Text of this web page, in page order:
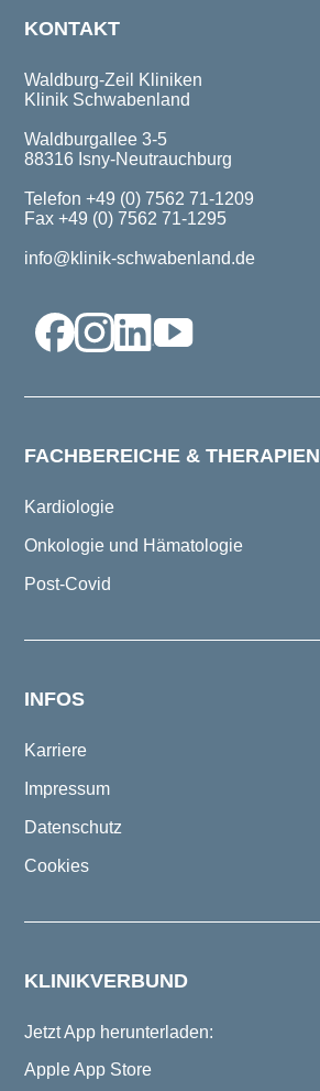
KONTAKT
Waldburg-Zeil Kliniken
Klinik Schwabenland
Waldburgallee 3-5
88316 Isny-Neutrauchburg
Telefon +49 (0) 7562 71-1209
Fax +49 (0) 7562 71-1295
info@klinik-schwabenland.de
FACHBEREICHE & THERAPIEN
Kardiologie
Onkologie und Hämatologie
Post-Covid
INFOS
Karriere
Impressum
Datenschutz
Cookies
KLINIKVERBUND
Jetzt App herunterladen:
Apple App Store